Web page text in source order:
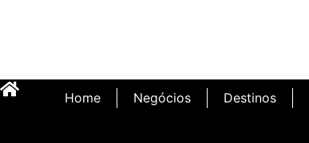
Home Negócios Destinos